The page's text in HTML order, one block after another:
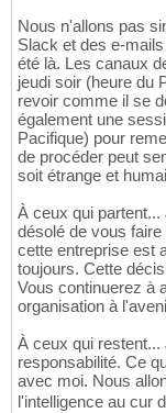
Nous n'allons pas
Slack et des e-
été là. Les canaux
jeudi soir (heure du
revoir comme il se
également une
Pacifique) pour
de procéder peut
soit étrange et
À ceux qui
désolé de vous
cette entreprise est
toujours. Cette
Vous continuerez à
organisation à
À ceux qui
responsabilité. Ce
avec moi. Nous
l'intelligence au